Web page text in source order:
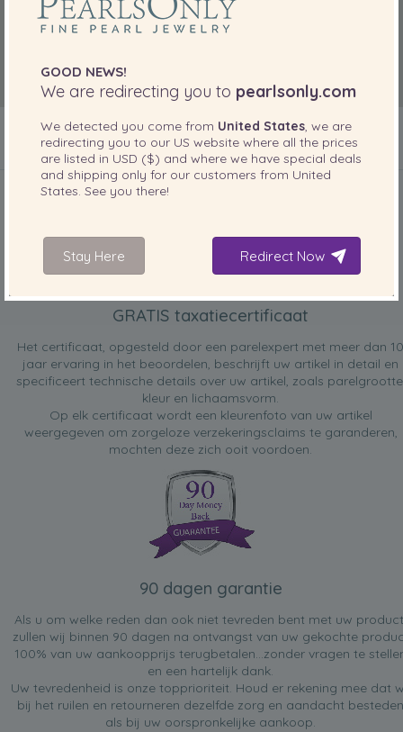
INBEGREPEN BIJ UW PRODUCT
GRATIS taxatiecertificaat
Het certificaat, opgesteld door een parelexpert met meer dan 10
jaar ervaring in het beoordelen, beschrijft uw artikel in detail en
specificeert technische details over uw artikel, zoals
kleur en lichaamsvorm.
Op elk certificaat wordt een kleurenfoto van uw artikel
weergegeven om zorgeloze verzekeringsclaims te garanderen,
mochten deze zich ooit voordoen.
90 dagen garantie
Als u om welke reden dan ook niet tevreden bent met uw
zullen wij binnen 90 dagen na ontvangst van uw gekochte
100% van uw aankoopprijs terugbetalen...zonder vragen te
en een hartelijk dank.
Uw tevredenheid is onze topprioriteit. Houd er rekening mee dat
bij het ruilen en retourneren dezelfde zorg en aandacht besteden
als bij uw oorspronkelijke aankoop.
GOOD NEWS!
We are redirecting you to pearlsonly.com
We detected you come from United States, we are
redirecting you to our US website where all the prices
are listed in USD ($) and where we have special deals
and shipping only for our customers from United
States. See you there!
Stay Here Redirect Now